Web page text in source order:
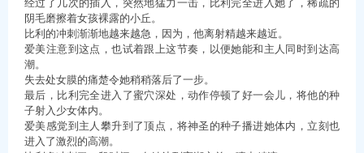
阴毛磨擦着女孩裸露的小丘。
比利的冲刺渐渐地越来越急，因为，他离射精越来越近。
爱美注意到这点，也试着跟上这节奏，以便她能和主人同时到达高
潮。
失去处女膜的痛楚令她稍稍落后了一步。
最后，比利完全进入了蜜穴深处，动作停顿了好一会儿，将他的种
子射入少女体内。
爱美感觉到主人攀升到了顶点，将神圣的种子播进她体内，立刻也
进入了激烈的高潮。